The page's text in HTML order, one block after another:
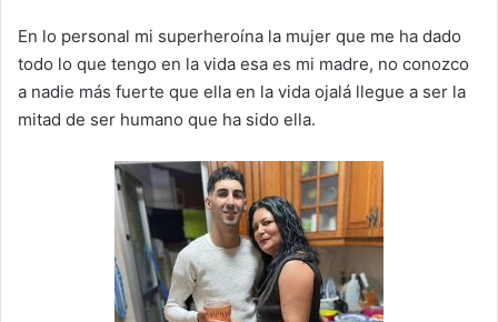
En lo personal mi superheroína la mujer que me ha dado
todo lo que tengo en la vida esa es mi madre, no conozco
a nadie más fuerte que ella en la vida ojalá llegue a ser la
mitad de ser humano que ha sido ella.